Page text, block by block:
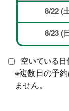
8/22 (
8/23 (
空いている
※複数日の予
ません。